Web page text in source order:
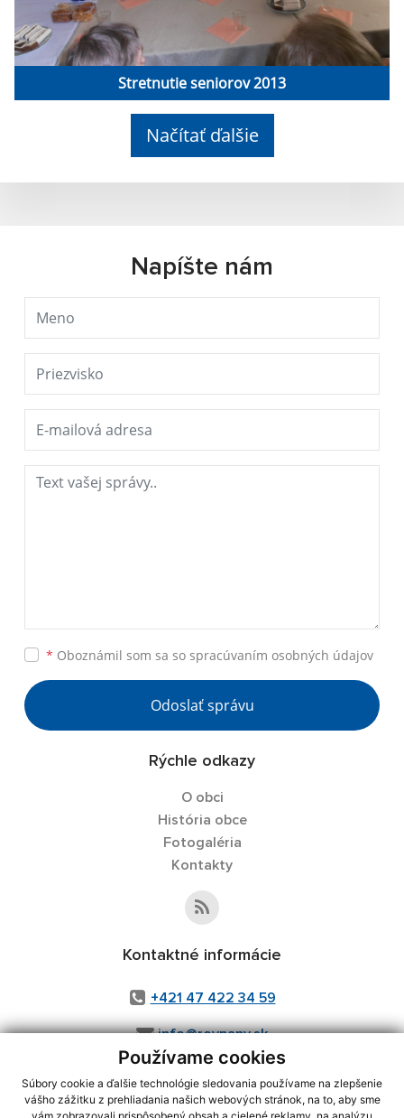
Používame cookies
Súbory cookie a ďalšie technológie sledovania používame na zlepšenie
vášho zážitku z prehliadania našich webových stránok, na to, aby sme
Stretnutie seniorov 2013
Načítať ďalšie
Napíšte nám
* Oboznámil som sa so spracúvaním osobných údajov
Odoslať správu
Rýchle odkazy
O obci
História obce
Fotogaléria
Kontakty
Kontaktné informácie
+421 47 422 34 59
info@rovnany.sk